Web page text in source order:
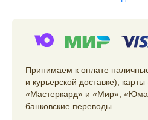
Принимаем к оплате
и курьерской доставке), карты
«Мастеркард» и «Мир»,
банковские переводы.